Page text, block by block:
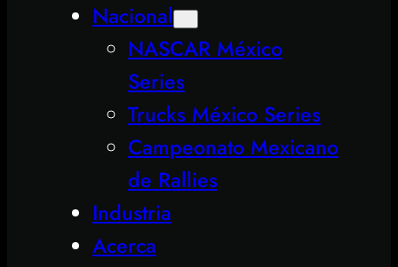
Nacional
NASCAR México
Series
Trucks México Series
Campeonato Mexicano
de Rallies
Industria
Acerca